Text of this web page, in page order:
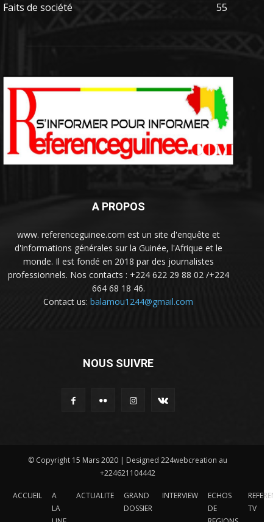
Faits de société
55
A PROPOS
www. referenceguinee.com est un site d'enquête et
d'informations générales sur la Guinée, l'Afrique et le
monde. Il est fondé en 2018 par des journalistes
professionnels. Nos contacts : +224 622 29 88 02 /+224
664 68 18 46.
Contact us: balamou1244@gmail.com
NOUS SUIVRE
© Copyright 15 Mars 2020 | Designed 224webcreation au
+224621104442
ACCUEIL
A
LA
ACTUALITE
GRAND
DOSSIER
INTERVIEW
ECHOS
DE
TV